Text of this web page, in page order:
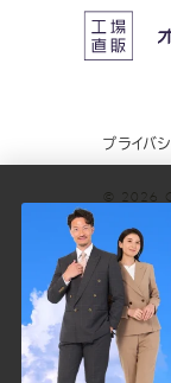
プライバ
© 2026